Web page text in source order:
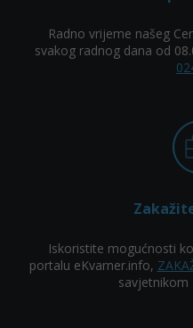
Radno vrijeme našeg
svakog radnog dana od
Iskoristite mogućnosti
portalu eKvarner.info,
savjetnikom